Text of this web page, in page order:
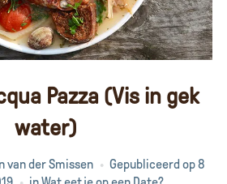
Pazza (Vis in gek
water)
van der Smissen Gepubliceerd op8